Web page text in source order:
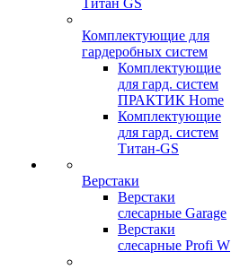
Титан GS
Комплектующие для
гардеробных систем
Комплектующие
для гард. систем
ПРАКТИК Home
Комплектующие
для гард. систем
Титан-GS
Верстаки
Верстаки
слесарные Garage
Верстаки
слесарные Profi W